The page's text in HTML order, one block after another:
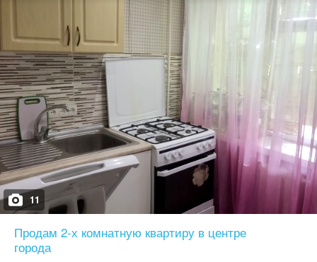
11
Продам 2-х комнатную квартиру в центре
города